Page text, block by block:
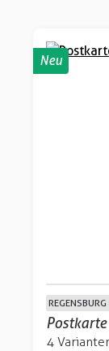
Neu
REGENSBURG
4